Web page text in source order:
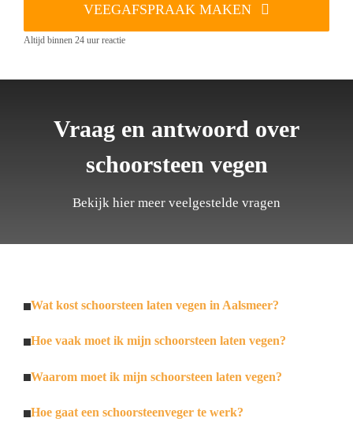
VEEGAFSPRAAK MAKEN
Altijd binnen 24 uur reactie
Vraag en antwoord over
schoorsteen vegen
Bekijk hier meer veelgestelde vragen
Wat kost schoorsteen laten vegen in Aalsmeer?
Hoe vaak moet ik mijn schoorsteen laten vegen?
Waarom moet ik mijn schoorsteen laten vegen?
Hoe gaat een schoorsteenveger te werk?